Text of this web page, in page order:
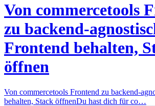
Von commercetools
zu backend-
Frontend behalten,
öffnen
Von commercetools Frontend zu backend-
behalten, Stack öffnenDu hast dich für co…